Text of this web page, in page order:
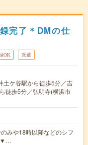
完了＊DMの仕
OK 派遣
土ケ谷駅から徒歩5分／吉
徒歩5分／弘明寺(横浜市
みや18時以降などのシフ